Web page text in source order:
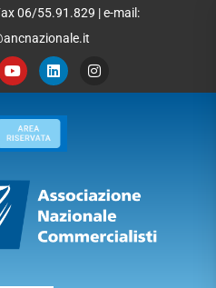
06/55.91.829 | e-mail: